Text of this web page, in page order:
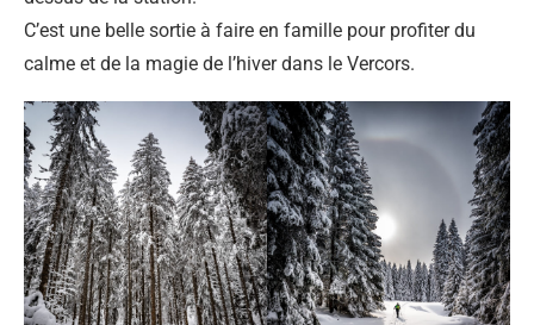
C’est une belle sortie à faire en famille pour profiter du
calme et de la magie de l’hiver dans le Vercors.